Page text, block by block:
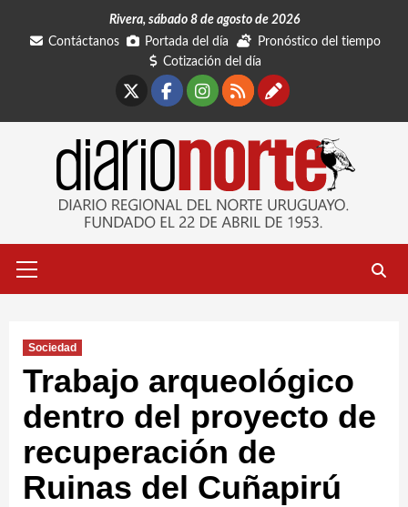
Rivera, sábado 8 de agosto de 2026
Contáctanos
Portada del día
Pronóstico del tiempo
Cotización del día
Facebook
Instagram
RSSContáctanos
primario
Sociedad
Trabajo arqueológico
dentro del proyecto de
recuperación de
Ruinas del Cuñapirú